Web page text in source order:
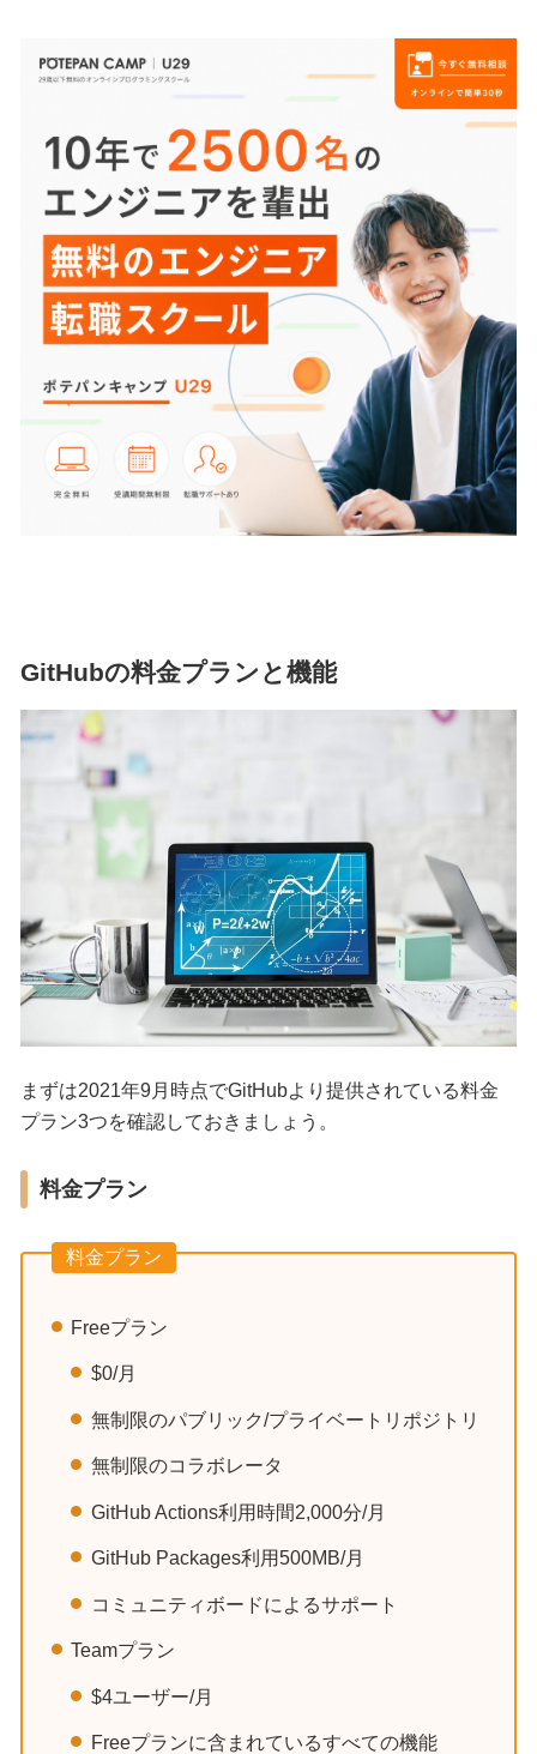
GitHubの料金プランと機能
まずは2021年9月時点でGitHubより提供されている料金
プラン3つを確認しておきましょう。
料金プラン
料金プラン
Freeプラン
$0/月
無制限のパブリック/プライベートリポジトリ
無制限のコラボレータ
GitHub Actions利用時間2,000分/月
GitHub Packages利用500MB/月
コミュニティボードによるサポート
Teamプラン
$4ユーザー/月
Freeプランに含まれているすべての機能